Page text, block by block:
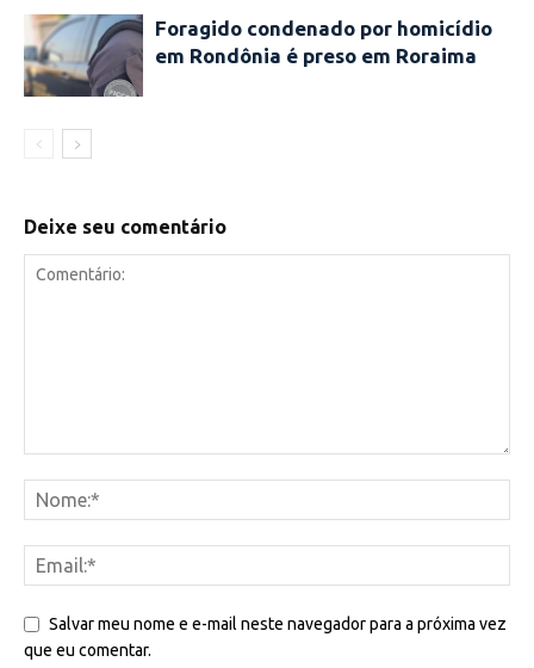
Foragido condenado por homicídio
em Rondônia é preso em Roraima
Deixe seu comentário
Salvar meu nome e e-mail neste navegador para a próxima vez
que eu comentar.